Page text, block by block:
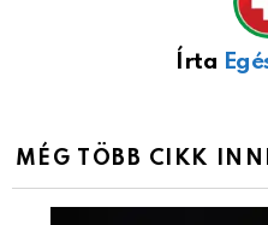
Írta
MÉG TÖBB CIKK